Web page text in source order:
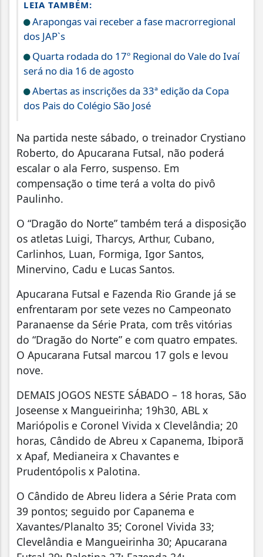
LEIA TAMBÉM:
Arapongas vai receber a fase macrorregional
dos JAP`s
Quarta rodada do 17º Regional do Vale do Ivaí
será no dia 16 de agosto
Abertas as inscrições da 33ª edição da Copa
dos Pais do Colégio São José
Na partida neste sábado, o treinador Crystiano
Roberto, do Apucarana Futsal, não poderá
escalar o ala Ferro, suspenso. Em
compensação o time terá a volta do pivô
Paulinho.
O “Dragão do Norte” também terá a disposição
os atletas Luigi, Tharcys, Arthur, Cubano,
Carlinhos, Luan, Formiga, Igor Santos,
Minervino, Cadu e Lucas Santos.
Apucarana Futsal e Fazenda Rio Grande já se
enfrentaram por sete vezes no Campeonato
Paranaense da Série Prata, com três vitórias
do “Dragão do Norte” e com quatro empates.
O Apucarana Futsal marcou 17 gols e levou
nove.
DEMAIS JOGOS NESTE SÁBADO – 18 horas, São
Joseense x Mangueirinha; 19h30, ABL x
Mariópolis e Coronel Vivida x Clevelândia; 20
horas, Cândido de Abreu x Capanema, Ibiporã
x Apaf, Medianeira x Chavantes e
Prudentópolis x Palotina.
O Cândido de Abreu lidera a Série Prata com
39 pontos; seguido por Capanema e
Xavantes/Planalto 35; Coronel Vivida 33;
Clevelândia e Mangueirinha 30; Apucarana